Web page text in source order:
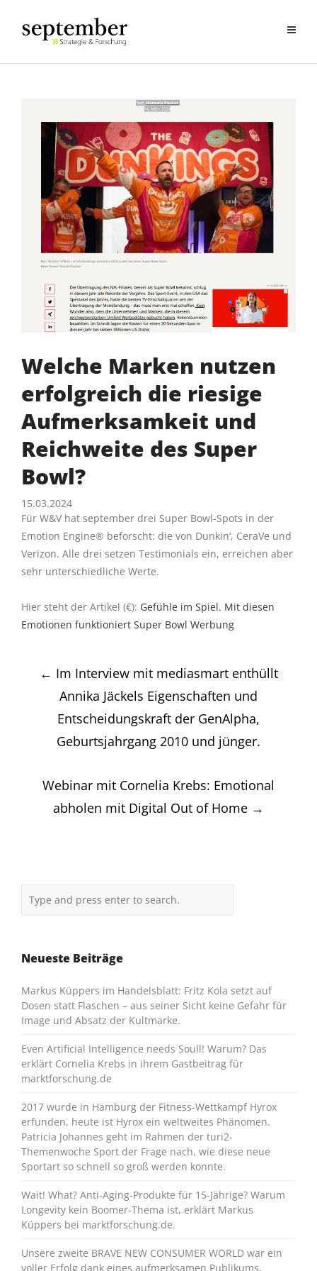
Welche Marken nutzen
erfolgreich die riesige
Aufmerksamkeit und
Reichweite des Super
Bowl?
15.03.2024
Für W&V hat september drei Super Bowl-Spots in der
Emotion Engine® beforscht: die von Dunkin‘, CeraVe und
Verizon. Alle drei setzen Testimonials ein, erreichen aber
sehr unterschiedliche Werte.
Hier steht der Artikel (€): Gefühle im Spiel. Mit diesen
Emotionen funktioniert Super Bowl Werbung
Post
navigation
← Im Interview mit mediasmart enthüllt
Annika Jäckels Eigenschaften und
Entscheidungskraft der GenAlpha,
Geburtsjahrgang 2010 und jünger.
Webinar mit Cornelia Krebs: Emotional
abholen mit Digital Out of Home →
Neueste Beiträge
Markus Küppers im Handelsblatt: Fritz Kola setzt auf
Dosen statt Flaschen – aus seiner Sicht keine Gefahr für
Image und Absatz der Kultmarke.
Even Artificial Intelligence needs Soull! Warum? Das
erklärt Cornelia Krebs in ihrem Gastbeitrag für
marktforschung.de
2017 wurde in Hamburg der Fitness-Wettkampf Hyrox
erfunden, heute ist Hyrox ein weltweites Phänomen.
Patricia Johannes geht im Rahmen der turi2-
Themenwoche Sport der Frage nach, wie diese neue
Sportart so schnell so groß werden konnte.
Wait! What? Anti-Aging-Produkte für 15-Jährige? Warum
Longevity kein Boomer-Thema ist, erklärt Markus
Küppers bei marktforschung.de.
Unsere zweite BRAVE NEW CONSUMER WORLD war ein
voller Erfolg dank eines aufmerksamen Publikums,